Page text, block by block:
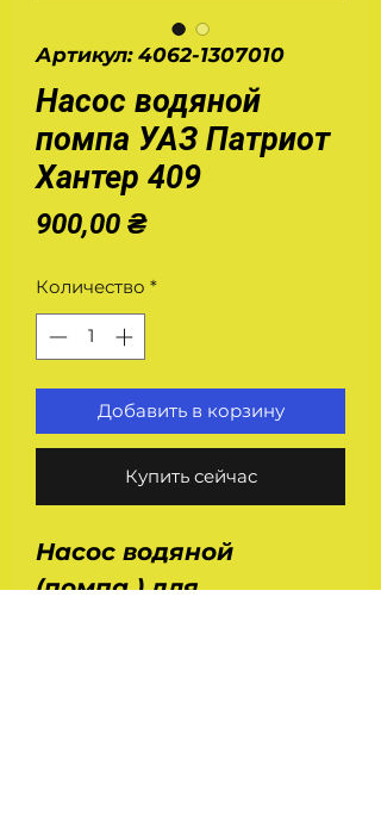
Артикул: 4062-1307010
Насос водяной
помпа УАЗ Патриот
Хантер 409
900,00 ₴Цена
Количество *
Добавить в корзину
Купить сейчас
Насос водяной
(помпа ) для